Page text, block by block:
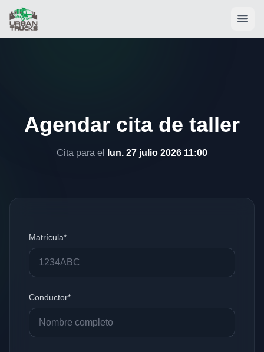
Agendar cita de taller
Cita para el lun. 27 julio 2026 11:00
Matrícula*
Conductor*